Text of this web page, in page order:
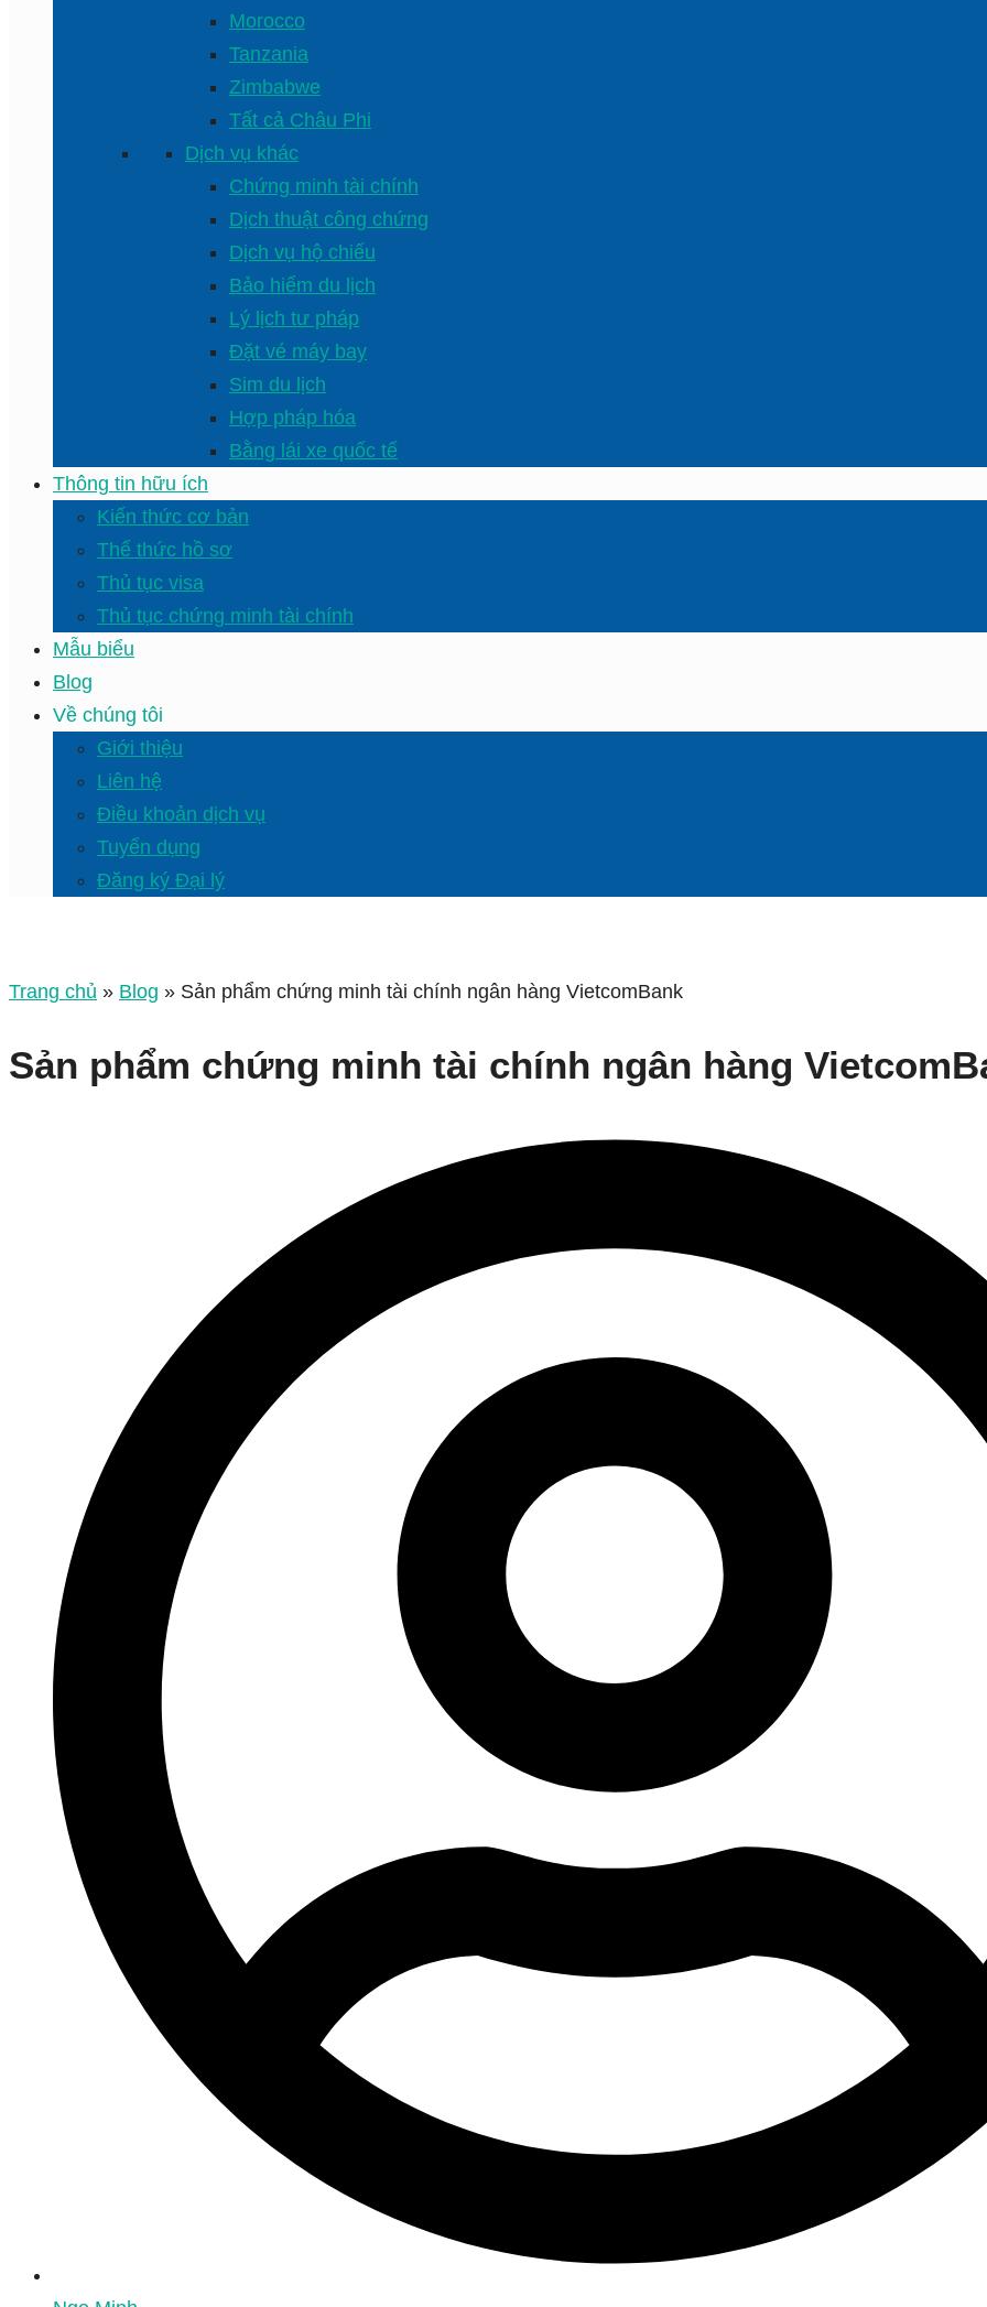
Morocco
Tanzania
Zimbabwe
Tất cả Châu Phi
Dịch vụ khác
Chứng minh tài chính
Dịch thuật công chứng
Dịch vụ hộ chiếu
Bảo hiểm du lịch
Lý lịch tư pháp
Đặt vé máy bay
Sim du lịch
Hợp pháp hóa
Bằng lái xe quốc tế
Thông tin hữu ích
Kiến thức cơ bản
Thể thức hồ sơ
Thủ tục visa
Thủ tục chứng minh tài chính
Mẫu biểu
Blog
Về chúng tôi
Giới thiệu
Liên hệ
Điều khoản dịch vụ
Tuyển dụng
Đăng ký Đại lý
Trang chủ » Blog » Sản phẩm chứng minh tài chính ngân hàng VietcomBank
Sản phẩm chứng minh tài chính ngân hàng